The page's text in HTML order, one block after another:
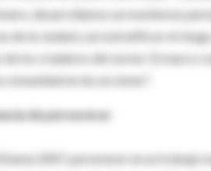
desarrollamos un monitoreo
de la ciudad y así estratificar el
de los criaderos del vector. El marco
en las acciones".
de perseverar
hasta 2007, perseverar en un trabajo